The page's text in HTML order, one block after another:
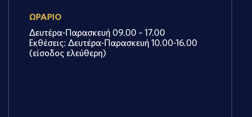
ΩΡΑΡΙΟ
Δευτέρα-Παρασκευή 09.00 – 17.00
Εκθέσεις: Δευτέρα-Παρασκευή 10.00-16.00
(είσοδος ελεύθερη)